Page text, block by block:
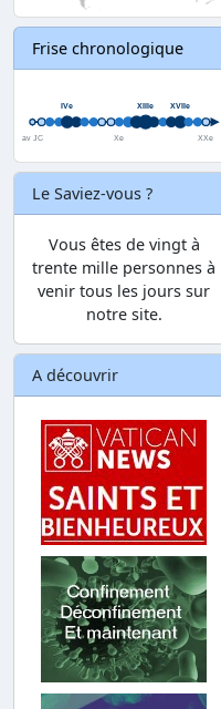
Frise chronologique
Le Saviez-vous ?
Vous êtes de vingt à
trente mille personnes à
venir tous les jours sur
notre site.
A découvrir